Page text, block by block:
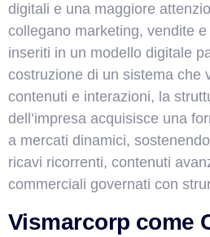
digitali e una maggiore
collegano marketing, vendite
inseriti in un modello digitale
costruzione di un sistema che
contenuti e interazioni, la
dell’impresa acquisisce una
a mercati dinamici,
ricavi ricorrenti, contenuti
commerciali governati con
Vismarcorp come